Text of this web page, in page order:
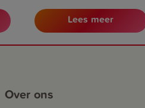
tot 4 weken tegen teken.
Geschikt voor honden
vanaf 8 weken en een
Lees meer
Over ons